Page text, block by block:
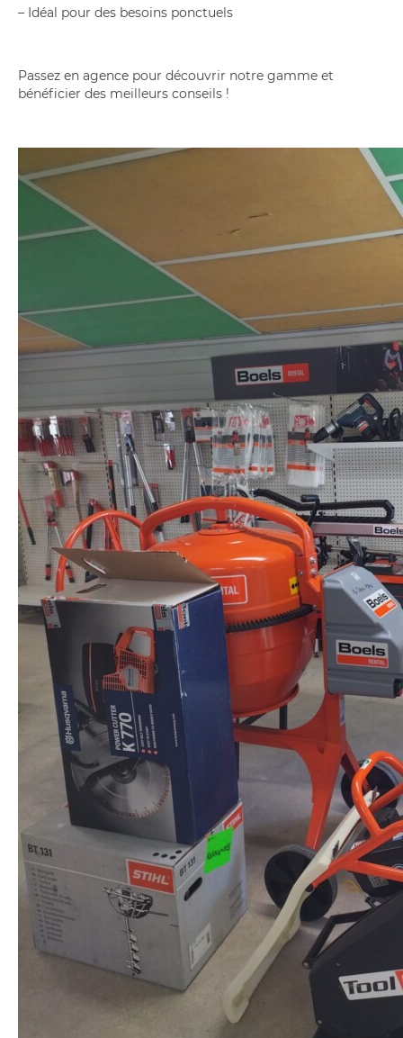
– Idéal pour des besoins ponctuels
Passez en agence pour découvrir notre gamme et
bénéficier des meilleurs conseils !